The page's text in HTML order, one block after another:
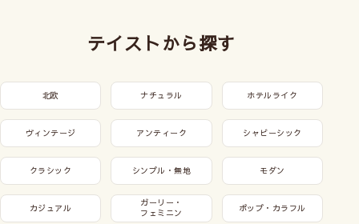
テイストから探す
北欧 ナチュラル ホテルライク
ヴィンテージ アンティーク シャビーシック
クラシック シンプル・無地 モダン
カジュアル
ガーリー・
フェミニン
ポップ・カラフル